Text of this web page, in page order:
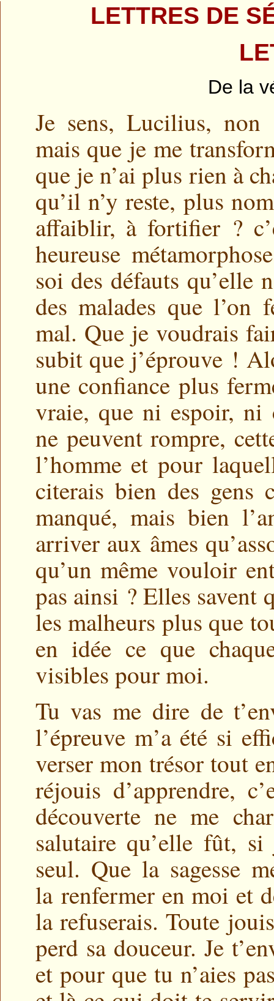
LETTRES DE
De la
Je sens, Lucilius, non
mais que je me
que je n’ai plus rien à
qu’il n’y reste, plus
affaiblir, à fortifier ?
heureuse
soi des défauts qu’elle
des malades que
mal. Que je voudrais
subit que j’éprouve !
une confiance plus
vraie, que ni espoir, ni
ne peuvent rompre,
l’homme et pour
citerais bien des gens
manqué, mais bien
arriver aux âmes
qu’un même vouloir
pas ainsi ? Elles savent
les malheurs plus que
en idée ce que
visibles pour moi.
Tu vas me dire de
l’épreuve m’a été si
verser mon trésor tout
réjouis d’apprendre,
découverte ne me
salutaire qu’elle fût,
seul. Que la sagesse
la renfermer en moi et
la refuserais. Toute
perd sa douceur. Je
et pour que tu n’aies